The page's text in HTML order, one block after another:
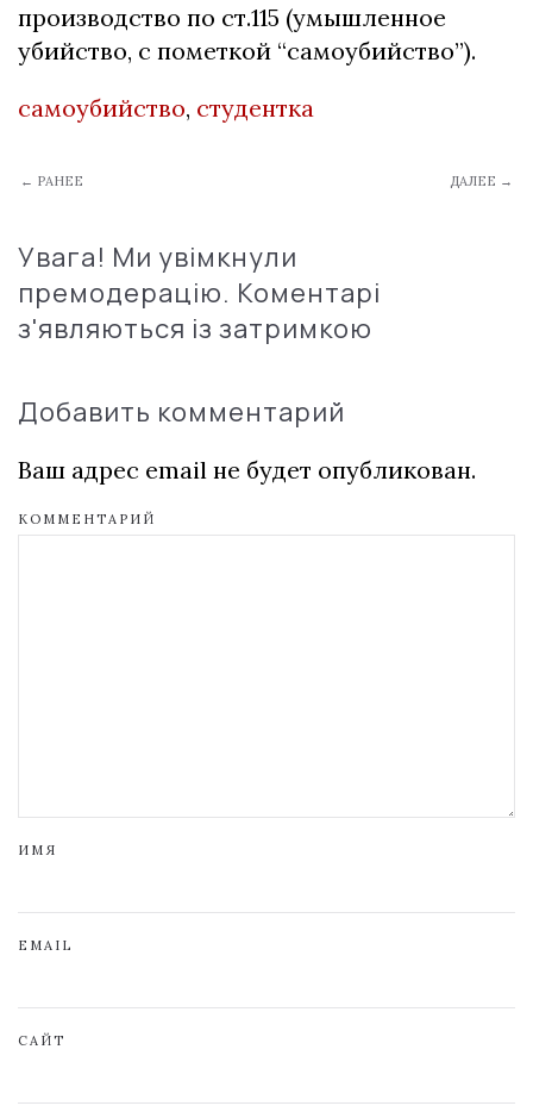
производство по ст.115 (умышленное
убийство, с пометкой “самоубийство”).
самоубийство, студентка
← РАНЕЕ ДАЛЕЕ →
Увага! Ми увімкнули
премодерацію. Коментарі
з'являються із затримкою
Добавить комментарий
Ваш адрес email не будет опубликован.
КОММЕНТАРИЙ
ИМЯ
EMAIL
САЙТ